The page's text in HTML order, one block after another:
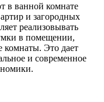
в ванной комнате
и загородных
реализовывать
в помещении,
комнаты. Это дает
и современное